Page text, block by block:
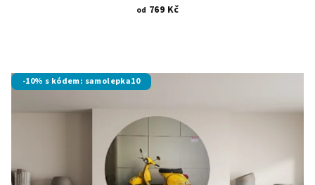
od 769 Kč
-10% s kódem: samolepka10